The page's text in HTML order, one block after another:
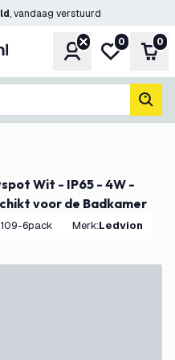
, vandaag verstuurd
Account
Mijn
0 0
voor de Badkamer
6pack Merk: Ledvion